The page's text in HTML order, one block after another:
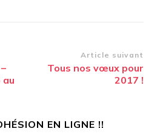
au
Article suivant
Tous nos vœux pour
2017 !
EN LIGNE !!